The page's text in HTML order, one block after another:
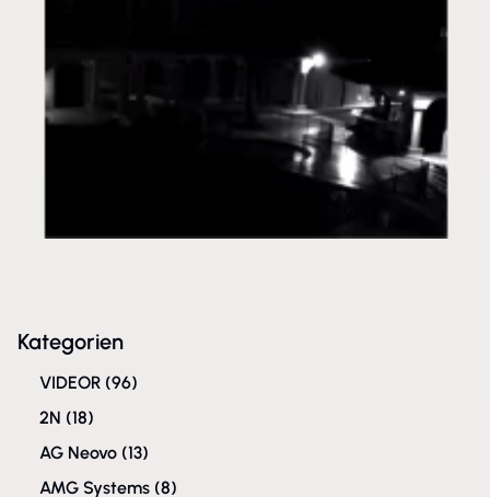
Kategorien
VIDEOR (96)
2N (18)
AG Neovo (13)
AMG Systems (8)